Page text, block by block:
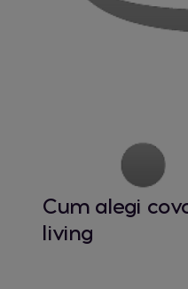
Cum alegi
living